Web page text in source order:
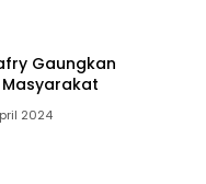
Gaungkan
2024